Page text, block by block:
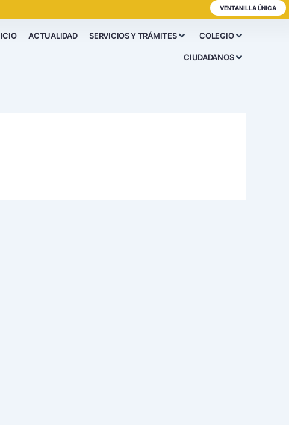
VENTANILLA ÚNICA
ACTUALIDAD SERVICIOS Y TRÁMITES COLEGIO
CIUDADANOS